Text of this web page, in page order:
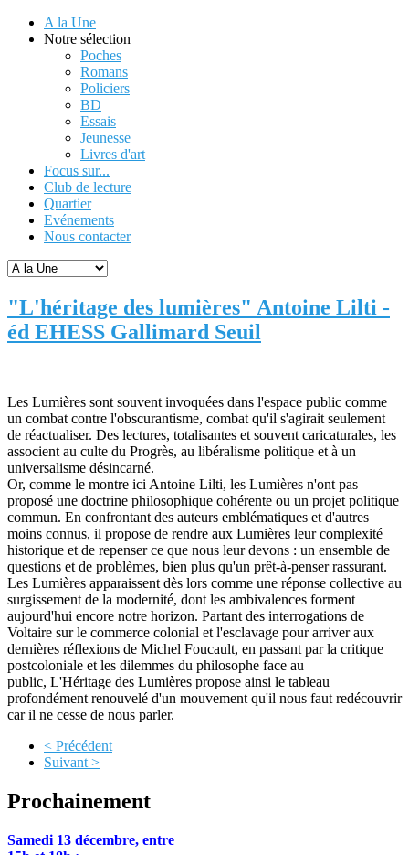
A la Une
Notre sélection
Poches
Romans
Policiers
BD
Essais
Jeunesse
Livres d'art
Focus sur...
Club de lecture
Quartier
Evénements
Nous contacter
"L'héritage des lumières" Antoine Lilti -
éd EHESS Gallimard Seuil
Les Lumières sont souvent invoquées dans l'espace public comme
un combat contre l'obscurantisme, combat qu'il s'agirait seulement
de réactualiser. Des lectures, totalisantes et souvent caricaturales, les
associent au culte du Progrès, au libéralisme politique et à un
universalisme désincarné.
Or, comme le montre ici Antoine Lilti, les Lumières n'ont pas
proposé une doctrine philosophique cohérente ou un projet politique
commun. En confrontant des auteurs emblématiques et d'autres
moins connus, il propose de rendre aux Lumières leur complexité
historique et de repenser ce que nous leur devons : un ensemble de
questions et de problèmes, bien plus qu'un prêt-à-penser rassurant. ​
Les Lumières apparaissent dès lors comme une réponse collective au
surgissement de la modernité, dont les ambivalences forment
aujourd'hui encore notre horizon. Partant des interrogations de
Voltaire sur le commerce colonial et l'esclavage pour arriver aux
dernières réflexions de Michel Foucault, en passant par la critique
postcoloniale et les dilemmes du philosophe face au
public, L'Héritage des Lumières propose ainsi le tableau
profondément renouvelé d'un mouvement qu'il nous faut redécouvrir
car il ne cesse de nous parler.
< Précédent
Suivant >
Prochainement
Samedi 13 décembre, entre